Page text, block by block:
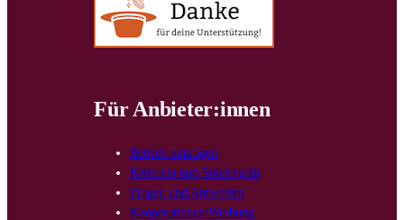
Für Anbieter:innen
Betrieb eintragen
Kriterien und Spielregeln
Fragen und Antworten
Kooperationen/Werbung